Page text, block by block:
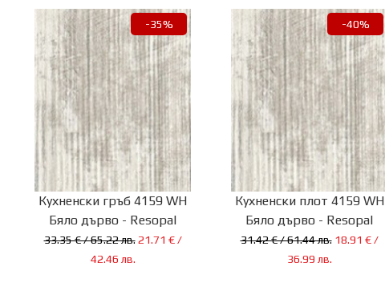
-35%
Кухненски гръб 4159 WH
Бяло дърво - Resopal
33.35 € / 65.22 лв. 21.71 € /
42.46 лв.
-40%
Кухненски плот 4159 WH
Бяло дърво - Resopal
31.42 € / 61.44 лв. 18.91 € /
36.99 лв.